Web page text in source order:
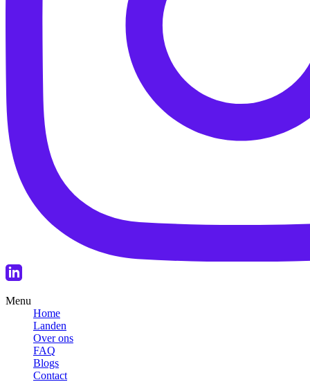
Menu
Home
Landen
Over ons
FAQ
Blogs
Contact